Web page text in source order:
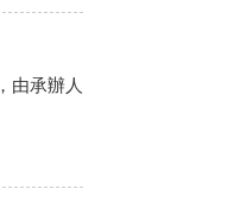
，由承辦人